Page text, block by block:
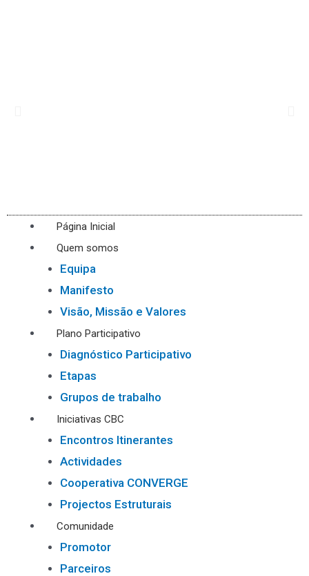
Página Inicial
Quem somos
Equipa
Manifesto
Visão, Missão e Valores
Plano Participativo
Diagnóstico Participativo
Etapas
Grupos de trabalho
Iniciativas CBC
Encontros Itinerantes
Actividades
Cooperativa CONVERGE
Projectos Estruturais
Comunidade
Promotor
Parceiros